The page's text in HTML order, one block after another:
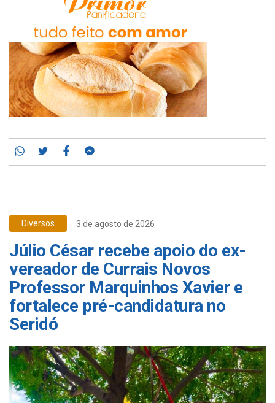
Whatsapp
TwitterFacebook
Diversos 3 de agosto de 2026
Júlio César recebe apoio do ex-
vereador de Currais Novos
Professor Marquinhos Xavier e
fortalece pré-candidatura no
Seridó